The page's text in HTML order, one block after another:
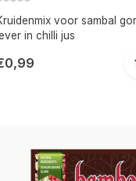
voor sambal
in chilli jus